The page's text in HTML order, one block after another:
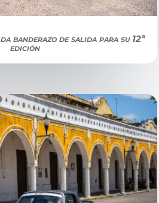
banderazo de salida para su 12ª
edición